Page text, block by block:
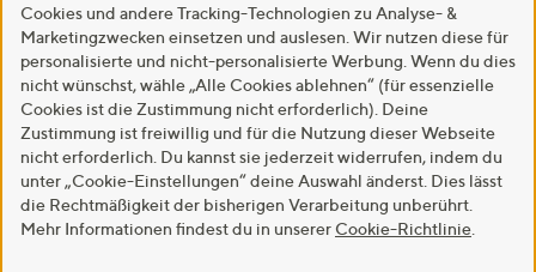
Cookies und andere Tracking-Technologien zu Analyse- &
Marketingzwecken einsetzen und auslesen. Wir nutzen diese für
personalisierte und nicht-personalisierte Werbung. Wenn du dies
nicht wünschst, wähle „Alle Cookies ablehnen“ (für essenzielle
Cookies ist die Zustimmung nicht erforderlich). Deine
Zustimmung ist freiwillig und für die Nutzung dieser Webseite
nicht erforderlich. Du kannst sie jederzeit widerrufen, indem du
unter „Cookie-Einstellungen“ deine Auswahl änderst. Dies lässt
die Rechtmäßigkeit der bisherigen Verarbeitung unberührt.
Mehr Informationen findest du in unserer Cookie-Richtlinie